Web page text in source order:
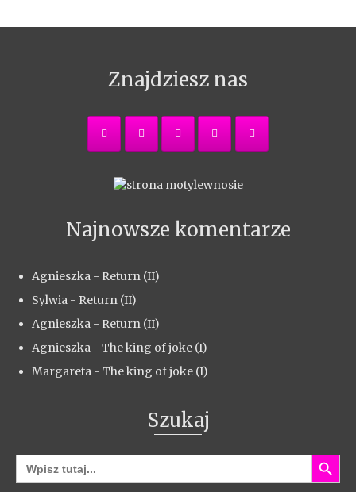
Znajdziesz nas
Najnowsze komentarze
Agnieszka - Return (II)
Sylwia - Return (II)
Agnieszka - Return (II)
Agnieszka - The king of joke (I)
Margareta - The king of joke (I)
Szukaj
Search
for:
Search Button